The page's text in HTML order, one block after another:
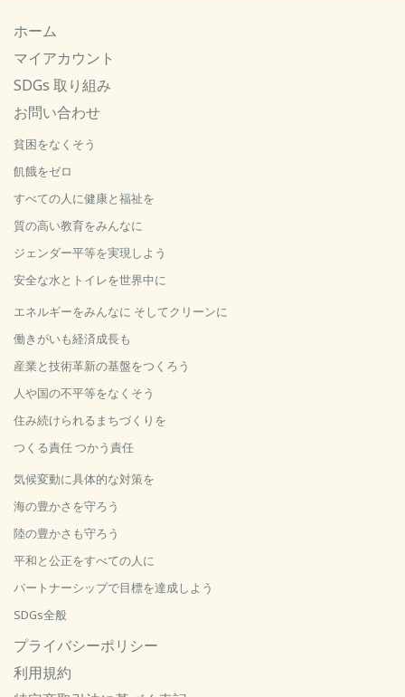
ホーム
マイアカウント
SDGs 取り組み
お問い合わせ
貧困をなくそう
飢餓をゼロ
すべての人に健康と福祉を
質の高い教育をみんなに
ジェンダー平等を実現しよう
安全な水とトイレを世界中に
エネルギーをみんなに そしてクリーンに
働きがいも経済成長も
産業と技術革新の基盤をつくろう
人や国の不平等をなくそう
住み続けられるまちづくりを
つくる責任 つかう責任
気候変動に具体的な対策を
海の豊かさを守ろう
陸の豊かさも守ろう
平和と公正をすべての人に
パートナーシップで目標を達成しよう
SDGs全般
プライバシーポリシー
利用規約